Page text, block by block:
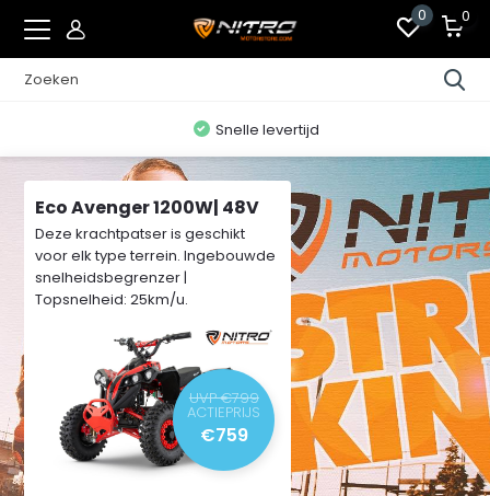
0 0
Snelle levertijd
Eco Avenger 1200W| 48V
Deze krachtpatser is geschikt
voor elk type terrein. Ingebouwde
snelheidsbegrenzer |
Topsnelheid: 25km/u.
UVP €799
ACTIEPRIJS
€759